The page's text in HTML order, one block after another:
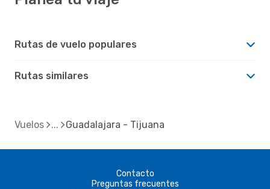
Rutas de vuelo populares
Rutas similares
Vuelos Guadalajara - Tijuana
Contacto
Preguntas frecuentes